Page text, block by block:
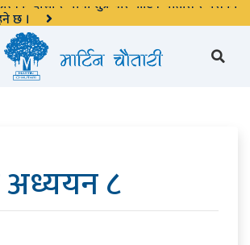
दोस्रो र चौथो शुक्रबार मार्टिन चौतारी र यसको
छ ।
अध्ययन ८